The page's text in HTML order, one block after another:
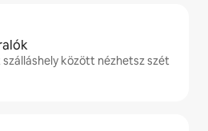
között nézhetsz szét